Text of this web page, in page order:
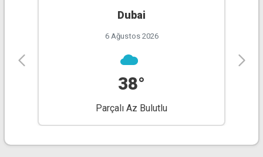
Dubai
6 Ağustos 2026
38°
Parçalı Az Bulutlu